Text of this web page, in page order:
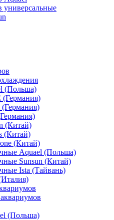
универсальные
(Польша)
(Германия)
(Германия)
(Китай)
(Китай)
(Китай)
Aquael (Польша)
Sunsun (Китай)
Ista (Тайвань)
(Польша)